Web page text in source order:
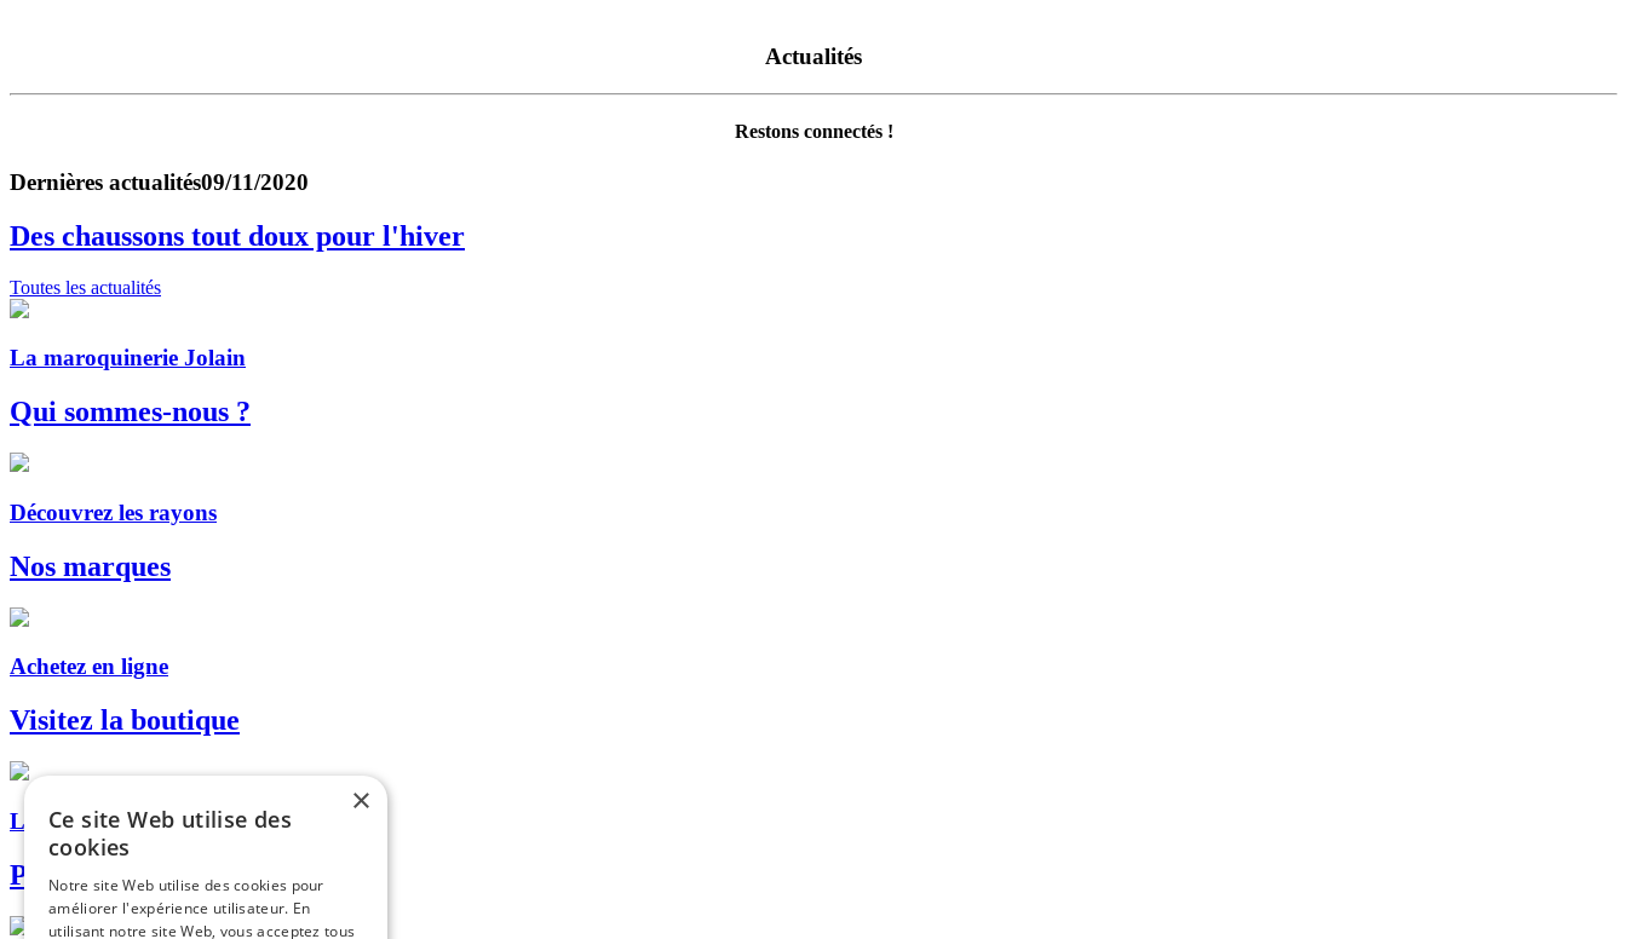
Actualités
Restons connectés !
Dernières actualités09/11/2020
Des chaussons tout doux pour l'hiver
Toutes les actualités
La maroquinerie Jolain
Qui sommes-nous ?
Découvrez les rayons
Nos marques
Achetez en ligne
Visitez la boutique
Livraison, retrait en magasin...
Paiement sécurisé
×
Ce site Web utilise des
cookies
Notre site Web utilise des cookies pour
améliorer l'expérience utilisateur. En
utilisant notre site Web, vous acceptez tous